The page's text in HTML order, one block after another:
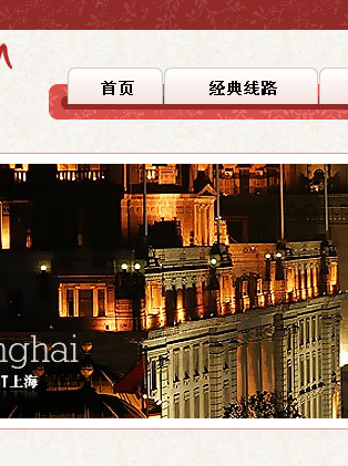
>上海周边
>国内游
>上海周边
>国内游
>文化探踪
>美食之旅